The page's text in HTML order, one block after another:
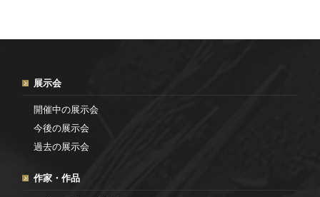
展示会
開催中の展示会
今後の展示会
過去の展示会
作家・作品